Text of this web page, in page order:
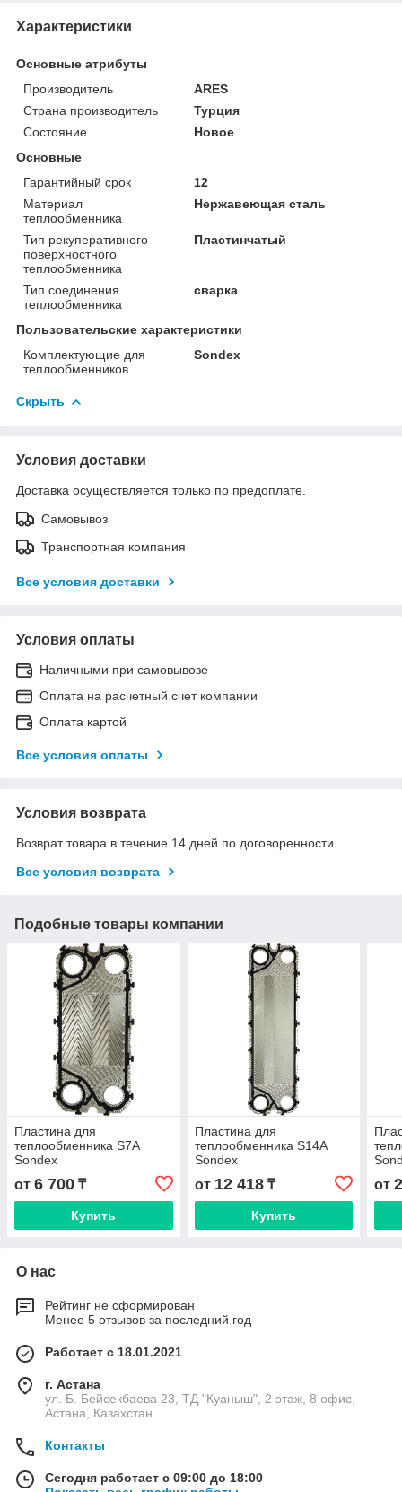
Характеристики
Основные атрибуты
Производитель
ARES
Страна производитель
Турция
Состояние
Новое
Основные
Гарантийный срок
12
Материал
теплообменника
Нержавеющая сталь
Тип рекуперативного
поверхностного
теплообменника
Пластинчатый
Тип соединения
теплообменника
сварка
Пользовательские характеристики
Комплектующие для
теплообменников
Sondex
Скрыть
Условия доставки
Доставка осуществляется только по предоплате.
Самовывоз
Транспортная компания
Все условия доставки
Условия оплаты
Наличными при самовывозе
Оплата на расчетный счет компании
Оплата картой
Все условия оплаты
Условия возврата
Возврат товара в течение 14 дней по договоренности
Все условия возврата
Подобные товары компании
Пластина для
теплообменника S7A
Sondex
от 6 700 ₸
Купить
Пластина для
теплообменника S14A
Sondex
от 12 418₸
Купить
от
О нас
Рейтинг не сформирован
Менее 5 отзывов за последний год
Работает с 18.01.2021
г. Астана
ул. Б. Бейсекбаева 23, ТД "Куаныш", 2 этаж, 8 офис,
Астана, Казахстан
Контакты
Сегодня работает с 09:00 до 18:00